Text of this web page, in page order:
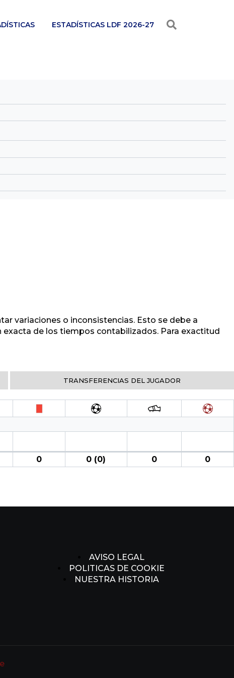
ESTADÍSTICAS LDF 2026-27
variaciones o inconsistencias. Esto se debe a
de los tiempos contabilizados. Para exactitud
TRANSFERENCIAS DEL JUGADOR
0 0 (0) 0 0
AVISO LEGAL
POLITICAS DE COOKIE
NUESTRA HISTORIA